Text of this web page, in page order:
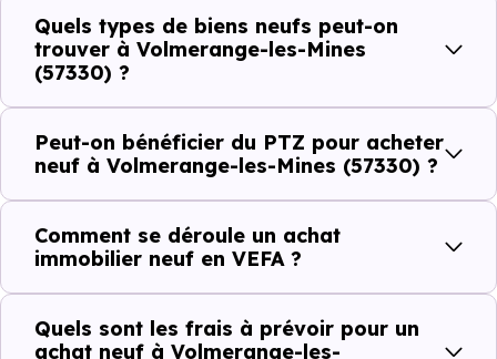
de 5 commerces, 9 professions médicales et 1
établissements scolaires. Des équipements du quotidien
qui constituent autant d'arguments concrets pour habiter
ou investir dans la commune.
Combien coûte un logement à Volmerange-
les-Mines (57330) ?
prix à connaître pour un achat immobilier à Volmerange-
les-Mines (57330) :
Quels types de biens neufs peut-on
trouver à Volmerange-les-Mines
(57330) ?
Peut-on bénéficier du PTZ pour acheter
neuf à Volmerange-les-Mines (57330) ?
Comment se déroule un achat
immobilier neuf en VEFA ?
Quels sont les frais à prévoir pour un
achat neuf à Volmerange-les-